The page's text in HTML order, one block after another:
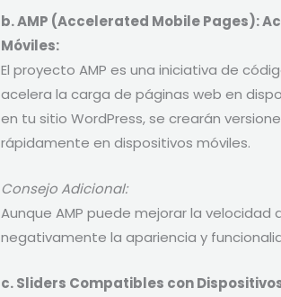
b. AMP (Accelerated Mobile Pages):
Móviles:
El proyecto AMP es una iniciativa de
acelera la carga de páginas web en
en tu sitio WordPress, se crearán
rápidamente en dispositivos móviles.
Consejo Adicional:
Aunque AMP puede mejorar la
negativamente la apariencia y
c. Sliders Compatibles con